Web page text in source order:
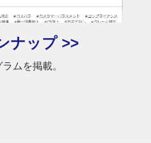
ナップ >>
ムを掲載。